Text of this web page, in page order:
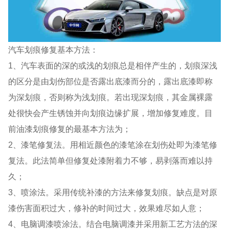
汽车划痕修复基本方法：
1、汽车表面的深的或浅的划痕总是相伴产生的，划痕深浅
的区分是由划伤部位是否露出底漆而分的，露出底漆即称
为深划痕，否则称为浅划痕。若出现深划痕，其金属裸露
处很快会产生锈蚀并向划痕边缘扩展，增加修复难度。目
前油漆划痕修复的最基本方法为；
2、漆笔修复法。用相近颜色的漆笔涂在划伤处即为漆笔修
复法。此法简单但修复处漆附着力不够，易剥落而难以持
久；
3、喷涂法。采用传统补漆的方法来修复划痕。缺点是对原
漆伤害面积过大，修补的时间过大，效果难尽如人意；
4、电脑调漆喷涂法。结合电脑调漆并采用新工艺方法的深